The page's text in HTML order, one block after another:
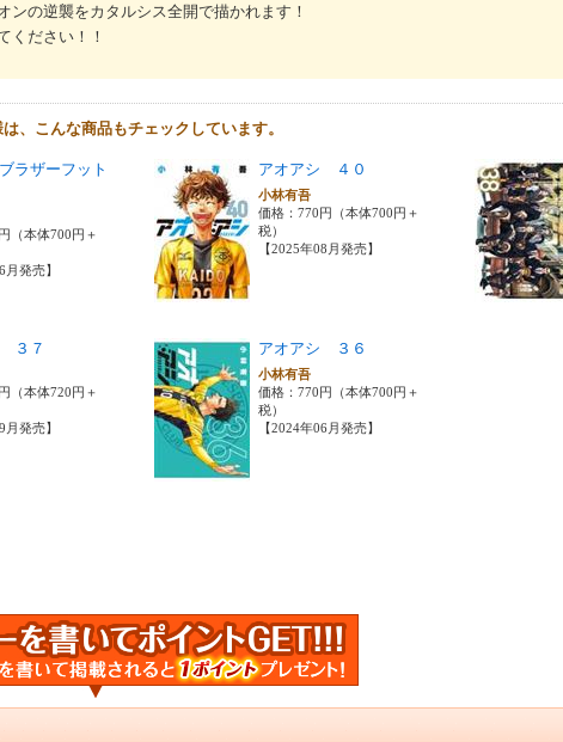
ンの逆襲をカタルシス全開で描かれます！
ください！！
、こんな商品もチェックしています。
ラザーフット
（本体700円＋
月発売】
アオアシ ４０
小林有吾
価格：770円（本体700円＋
税）
【2025年08月発売】
３７
（本体720円＋
月発売】
アオアシ ３６
小林有吾
価格：770円（本体700円＋
税）
【2024年06月発売】